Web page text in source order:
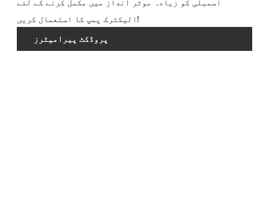
الیکٹرک پمپ کا استعمال کریں!
پروڈکٹ پیرامیٹرز